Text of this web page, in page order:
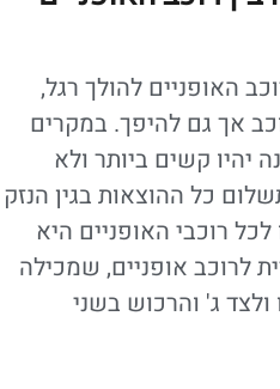
האופניים להולך רגל,
אך גם להיפך. במקרים
יהיו קשים ביותר ולא
כל ההוצאות בגין הנזק
רוכבי האופניים היא
לרוכב אופניים, שמכילה
ולצד ג' והרכוש בשני